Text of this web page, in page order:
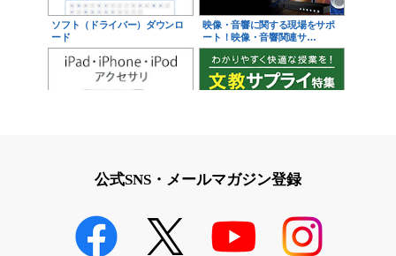
ソフト（ドライバー）ダウンロ
ード
映像・音響に関する現場をサポ
ート！映像・音響関連サ…
公式SNS・メールマガジン登録